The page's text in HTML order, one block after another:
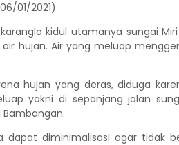
01/2021)
kidul utamanya sungai
hujan. Air yang meluap
hujan yang deras, diduga
yakni di sepanjang jalan
diminimalisasi agar tidak